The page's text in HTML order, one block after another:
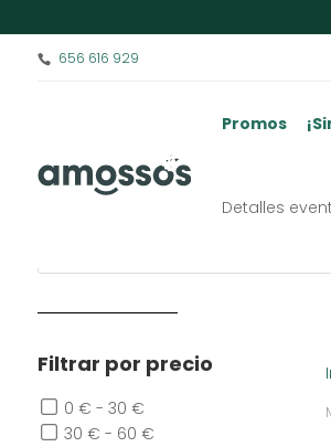
656 616 929
Promos
Detalles
Cajas gourmet
Filtrar por precio
0 € - 30 €
30 € - 60 €